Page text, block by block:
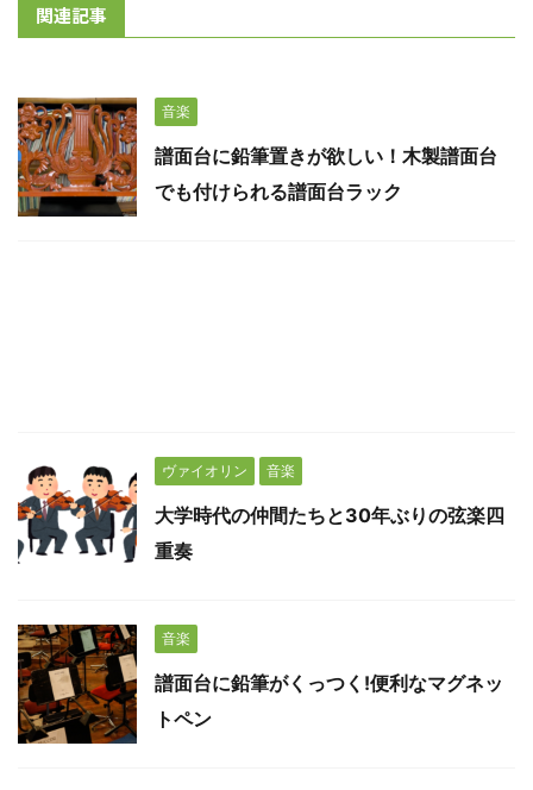
関連記事
音楽
譜面台に鉛筆置きが欲しい！木製譜面台
でも付けられる譜面台ラック
ヴァイオリン 音楽
大学時代の仲間たちと30年ぶりの弦楽四
重奏
音楽
譜面台に鉛筆がくっつく!便利なマグネッ
トペン